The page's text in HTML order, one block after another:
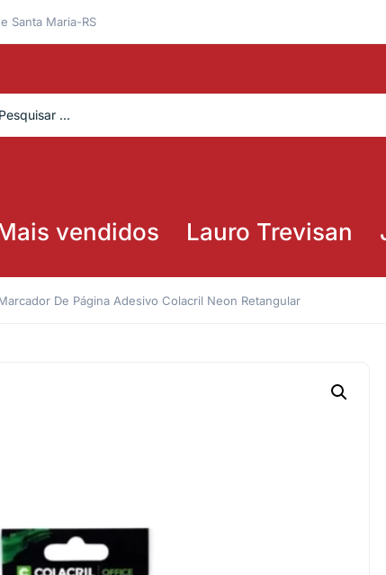
Santa Maria-RS
vendidos Lauro Trevisan
De Página Adesivo Colacril Neon Retangular